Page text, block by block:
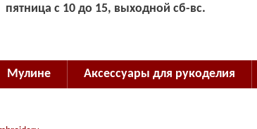
пятница с 10 до 15, выходной сб-вс.
Мулине Аксессуары для рукоделия